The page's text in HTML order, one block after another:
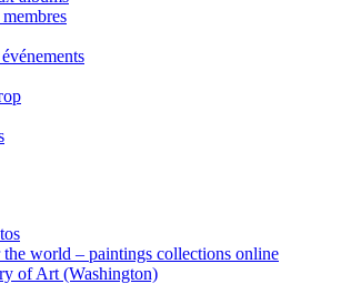
the world – paintings collections online
of Art (Washington)